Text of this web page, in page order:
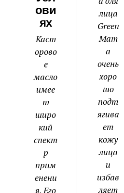
Ови
Ях
Каст
орово
е
масло
имее
т
широ
кий
спект
р
прим
енени
я. Его
лица
Green
Mam
a
очень
хоро
шо
подт
ягива
ет
кожу
лица
и
избав
ляет